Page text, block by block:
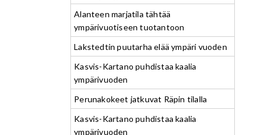
Alanteen marjatila tähtää
ympärivuotiseen tuotantoon
Lakstedtin puutarha elää ympäri vuoden
Kasvis-Kartano puhdistaa kaalia
ympärivuoden
Perunakokeet jatkuvat Räpin tilalla
Kasvis-Kartano puhdistaa kaalia
ympärivuoden